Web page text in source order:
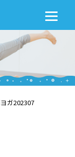
ガ202307